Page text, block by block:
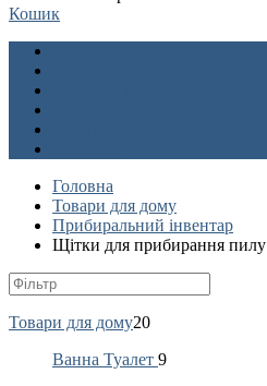
Кошик
Головна
Товари для дому
Прибиральний інвентар
Щітки для прибирання пилу
Товари для дому20
Ванна Туалет 9